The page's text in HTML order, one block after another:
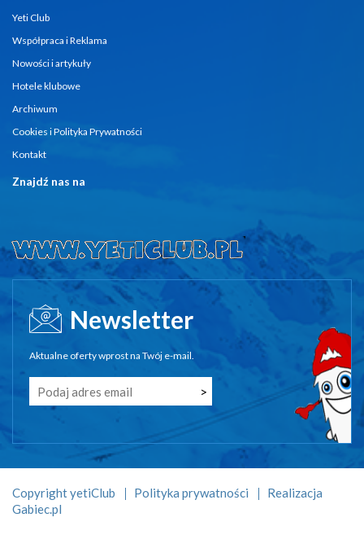
Yeti Club
Współpraca i Reklama
Nowości i artykuły
Hotele klubowe
Archiwum
Cookies i Polityka Prywatności
Kontakt
Znajdź nas na
Newsletter
Aktualne oferty wprost na Twój e-mail.
Copyright yetiClub Polityka prywatności
Realizacja
Gabiec.pl